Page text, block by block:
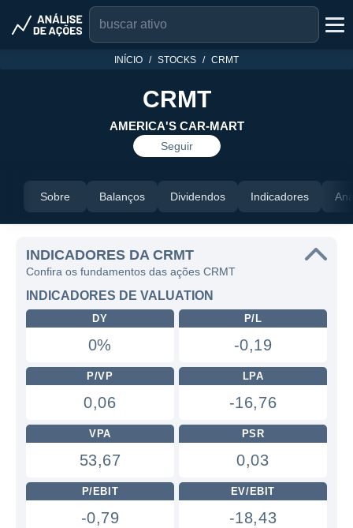
INÍCIO STOCKS CRMT
CRMT
AMERICA'S CAR-MART
Seguir
Sobre Balanços Dividendos Indicadores
INDICADORES DA CRMT
Confira os fundamentos das ações CRMT
INDICADORES DE VALUATION
DY
0%
P/L
-0,19
P/VP
0,06
LPA
-16,76
VPA
53,67
PSR
0,03
P/EBIT
-0,79
EV/EBIT
-18,43